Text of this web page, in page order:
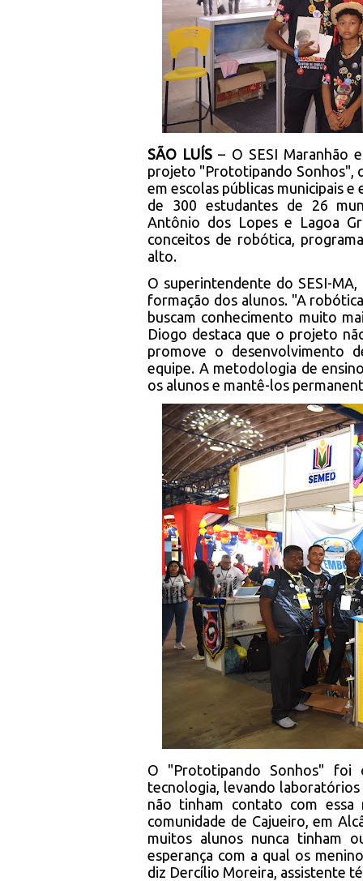
SÃO LUÍS– O SESI Maranhão
projeto "Prototipando Sonhos",
em escolas públicas municipais
de 300 estudantes de 26
Antônio dos Lopes e Lagoa
conceitos de robótica,
alto.
O superintendente do SESI-
formação dos alunos. "A
buscam conhecimento muito
Diogo destaca que o projeto
promove o desenvolvimento
equipe. A metodologia de
os alunos e mantê-los
O "Prototipando Sonhos" foi
tecnologia, levando
não tinham contato com essa
comunidade de Cajueiro, em
muitos alunos nunca tinham
esperança com a qual os
diz Dercílio Moreira, assistente